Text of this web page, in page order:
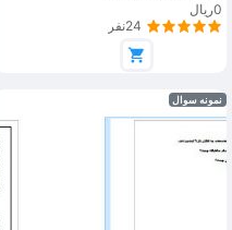
0ریال
24نفر
نمونه سوال